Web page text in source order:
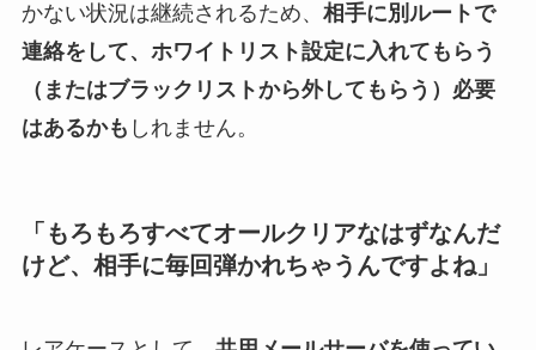
かない状況は継続されるため、 相手に別ルートで
連絡をして、ホワイトリスト設定に入れてもらう
（またはブラックリストから外してもらう）必要
はあるかも しれません。
「もろもろすべてオールクリアなはずなんだ
けど、相手に毎回弾かれちゃうんですよね」